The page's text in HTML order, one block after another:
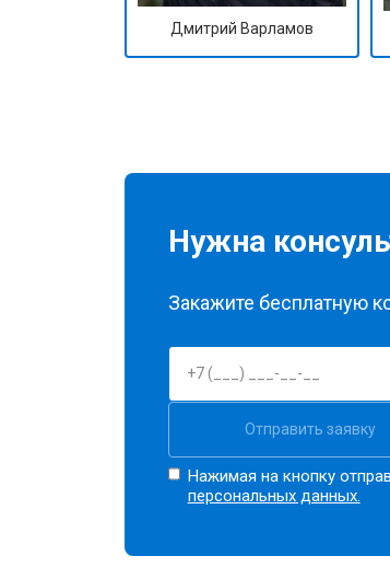
Дмитрий Варламов
Нужна
Закажите бесплатную
Отправить заявку
Нажимая на кнопку
персональных данных.